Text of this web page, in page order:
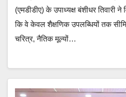
(एमडीडीए) के उपाध्यक्ष बंशीधर तिवारी ने
कि वे केवल शैक्षणिक उपलब्धियों तक
चरित्र, नैतिक मूल्यों…